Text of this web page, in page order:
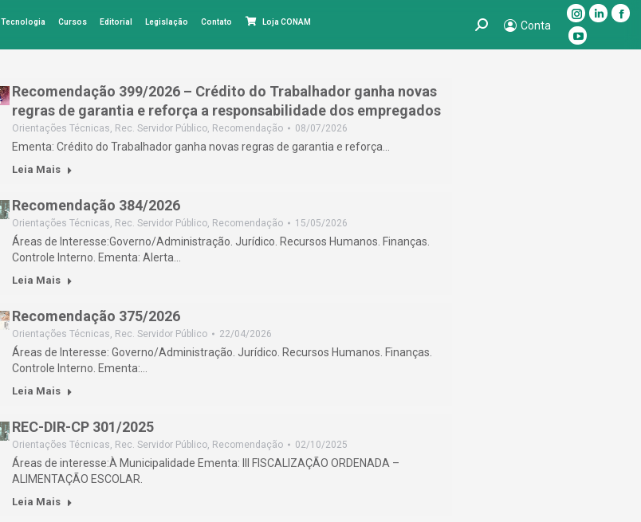
Tecnologia Cursos Editorial Legislação Contato Loja CONAM Search: Conta
Instagram
page
Linkedin
YouTube
Recomendação 399/2026 – Crédito do Trabalhador ganha novas
regras de garantia e reforça a responsabilidade dos empregados
Orientações Técnicas, Rec. Servidor Público, Recomendação 08/07/2026
Ementa: Crédito do Trabalhador ganha novas regras de garantia e reforça…
Leia Mais
Recomendação 384/2026
Orientações Técnicas, Rec. Servidor Público, Recomendação 15/05/2026
Áreas de Interesse:Governo/Administração. Jurídico. Recursos Humanos. Finanças.
Controle Interno. Ementa: Alerta…
Leia Mais
Recomendação 375/2026
Orientações Técnicas, Rec. Servidor Público 22/04/2026
Áreas de Interesse: Governo/Administração. Jurídico. Recursos Humanos. Finanças.
Controle Interno. Ementa:…
Leia Mais
REC-DIR-CP 301/2025
Orientações Técnicas, Rec. Servidor Público, Recomendação 02/10/2025
Áreas de interesse:À Municipalidade Ementa: III FISCALIZAÇÃO ORDENADA –
ALIMENTAÇÃO ESCOLAR.
Leia Mais